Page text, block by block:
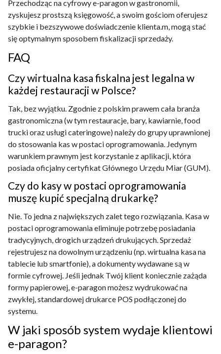
Przechodząc na cyfrowy e-paragon w gastronomii,
zyskujesz prostszą księgowość, a swoim gościom oferujesz
szybkie i bezszywowe doświadczenie klienta.m, mogą stać
się optymalnym sposobem fiskalizacji sprzedaży.
FAQ
Czy wirtualna kasa fiskalna jest legalna w
każdej restauracji w Polsce?
Tak, bez wyjątku. Zgodnie z polskim prawem cała branża
gastronomiczna (w tym restauracje, bary, kawiarnie, food
trucki oraz usługi cateringowe) należy do grupy uprawnionej
do stosowania kas w postaci oprogramowania. Jedynym
warunkiem prawnym jest korzystanie z aplikacji, która
posiada oficjalny certyfikat Głównego Urzędu Miar (GUM).
Czy do kasy w postaci oprogramowania
muszę kupić specjalną drukarkę?
Nie. To jedna z największych zalet tego rozwiązania. Kasa w
postaci oprogramowania eliminuje potrzebę posiadania
tradycyjnych, drogich urządzeń drukujących. Sprzedaż
rejestrujesz na dowolnym urządzeniu (np. wirtualna kasa na
tablecie lub smartfonie), a dokumenty wydawane są w
formie cyfrowej. Jeśli jednak Twój klient koniecznie zażąda
formy papierowej, e-paragon możesz wydrukować na
zwykłej, standardowej drukarce POS podłączonej do
systemu.
W jaki sposób system wydaje klientowi
e-paragon?